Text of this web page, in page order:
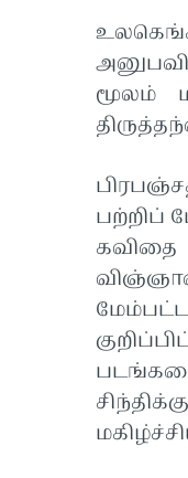
மூலம்
பற்றிப்
கவிதை